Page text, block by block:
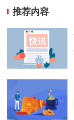
推荐内容